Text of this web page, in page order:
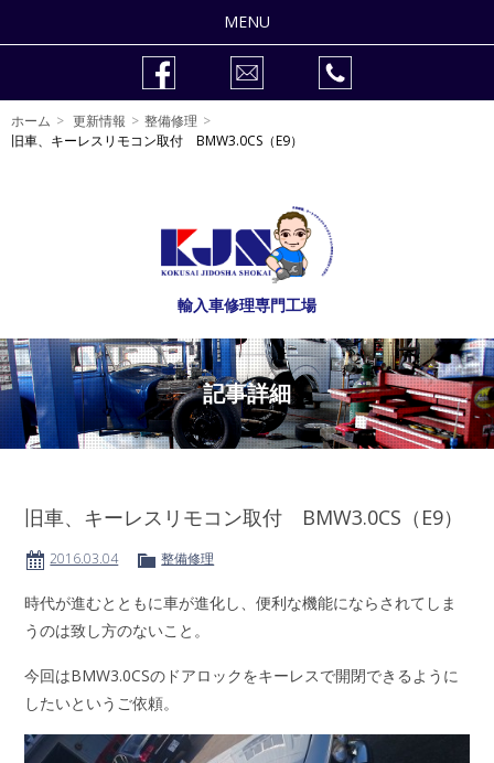
MENU
車検
自動車整備士の求人
ホーム 更新情報
整備修理
旧車、キーレスリモコン取付 BMW3.0CS（E9）
輸入車修理専門工場
記事詳細
旧車、キーレスリモコン取付 BMW3.0CS（E9）
2016.03.04 整備修理
時代が進むとともに車が進化し、便利な機能にならされてしま
うのは致し方のないこと。
今回はBMW3.0CSのドアロックをキーレスで開閉できるように
したいというご依頼。